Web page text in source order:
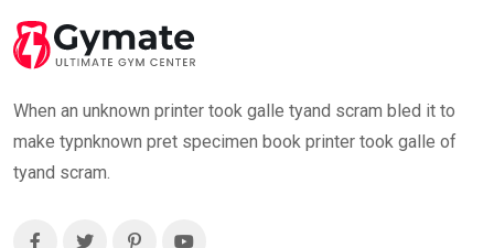
When an unknown printer took galle tyand scram bled it to
make typnknown pret specimen book printer took galle of
tyand scram.